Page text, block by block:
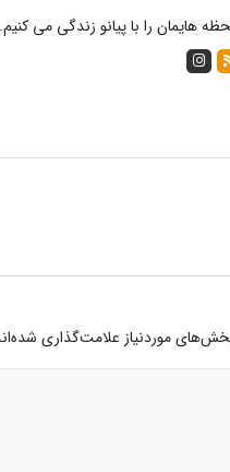
هایمان را با پیانو زندگی می
موردنیاز علامت‌گذاری